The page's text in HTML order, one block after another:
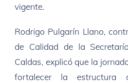
vigente.
Rodrigo Pulgarín Llano,
de Calidad de la
Caldas, explicó que la
fortalecer la estructura